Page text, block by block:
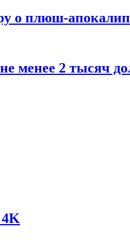
о плюш-
менее 2 тысяч
4K